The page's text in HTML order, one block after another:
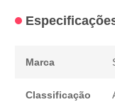
Marca
Classificação